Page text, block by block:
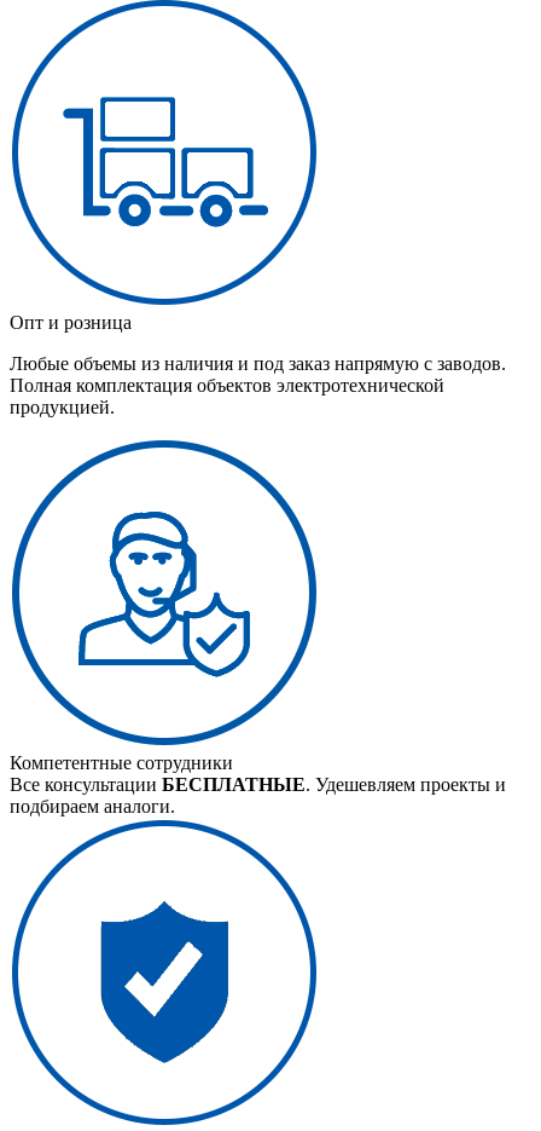
Опт и розница
Любые объемы из наличия и под заказ напрямую с заводов.
Полная комплектация объектов электротехнической
продукцией.
Компетентные сотрудники
Все консультации БЕСПЛАТНЫЕ. Удешевляем проекты и
подбираем аналоги.